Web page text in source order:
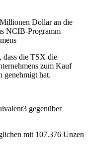
Dollar an die
NCIB-Programm
dass die TSX die
zum Kauf
genehmigt hat.
gegenüber
mit 107.376 Unzen